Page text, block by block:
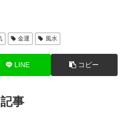
金運 風水
LINE コピー
事